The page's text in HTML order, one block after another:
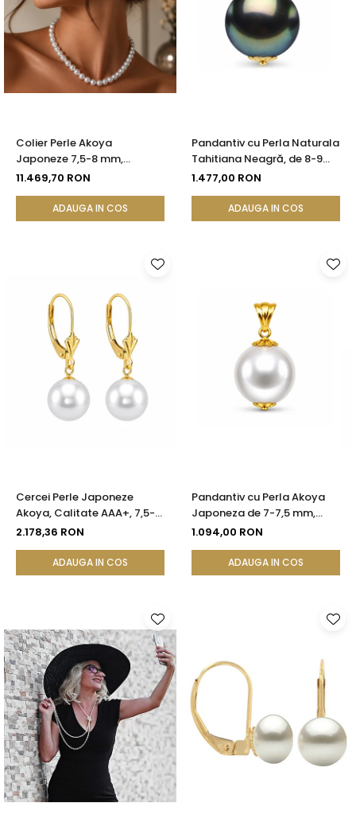
Colier Perle Akoya
Japoneze 7,5-8 mm,
Calitate AAA, Închizătoare
11.469,70 RON
ADAUGA IN COS
Pandantiv cu Perla Naturala
Tahitiana Neagră, de 8-9
mm si Aur de 14k
1.477,00 RON
ADAUGA IN COS
Cercei Perle Japoneze
Akoya, Calitate AAA+, 7,5-8
mm și Aur Galben 14K |
2.178,36 RON
ADAUGA IN COS
Pandantiv cu Perla Akoya
Japoneza de 7-7,5 mm,
Calitate AAA+ si Aur de 14k
1.094,00 RON
ADAUGA IN COS